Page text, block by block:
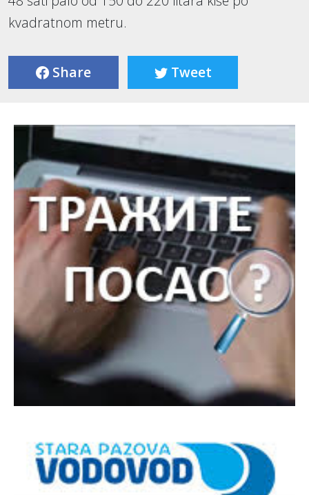
kvadratnom metru.
Share Tweet